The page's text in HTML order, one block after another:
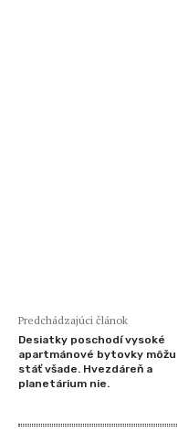
Predchádzajúci článok
Desiatky poschodí vysoké
apartmánové bytovky môžu
stáť všade. Hvezdáreň a
planetárium nie.